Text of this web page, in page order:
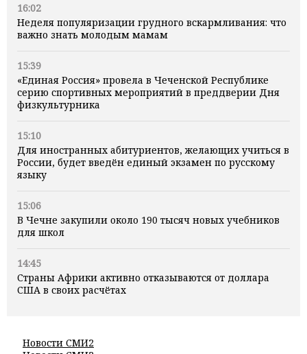
16:02
Неделя популяризации грудного вскармливания: что
важно знать молодым мамам
15:39
«Единая Россия» провела в Чеченской Республике
серию спортивных мероприятий в преддверии Дня
физкультурника
15:10
Для иностранных абитуриентов, желающих учиться в
России, будет введён единый экзамен по русскому
языку
15:06
В Чечне закупили около 190 тысяч новых учебников
для школ
14:45
Страны Африки активно отказываются от доллара
США в своих расчётах
Новости СМИ2